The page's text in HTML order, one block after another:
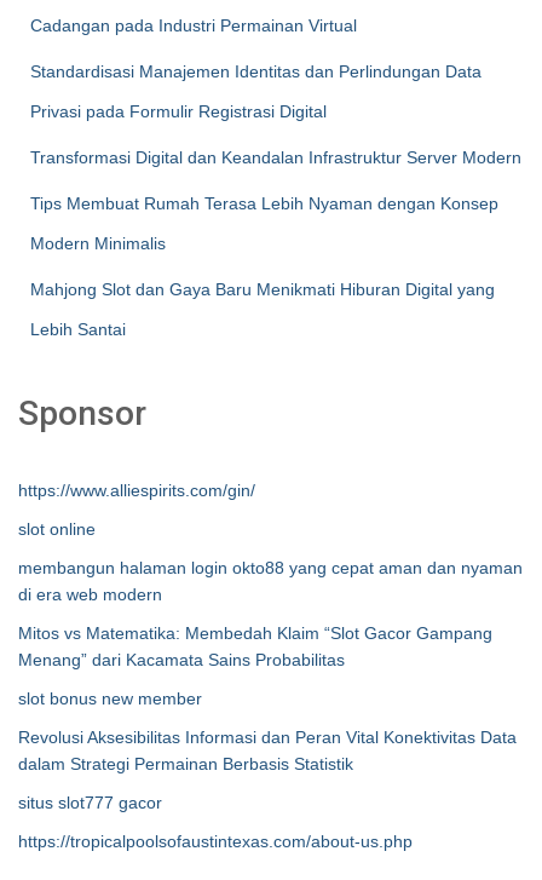
Cadangan pada Industri Permainan Virtual
Standardisasi Manajemen Identitas dan Perlindungan Data
Privasi pada Formulir Registrasi Digital
Transformasi Digital dan Keandalan Infrastruktur Server Modern
Tips Membuat Rumah Terasa Lebih Nyaman dengan Konsep
Modern Minimalis
Mahjong Slot dan Gaya Baru Menikmati Hiburan Digital yang
Lebih Santai
Sponsor
https://www.alliespirits.com/gin/
slot online
membangun halaman login okto88 yang cepat aman dan nyaman
di era web modern
Mitos vs Matematika: Membedah Klaim “Slot Gacor Gampang
Menang” dari Kacamata Sains Probabilitas
slot bonus new member
Revolusi Aksesibilitas Informasi dan Peran Vital Konektivitas Data
dalam Strategi Permainan Berbasis Statistik
situs slot777 gacor
https://tropicalpoolsofaustintexas.com/about-us.php